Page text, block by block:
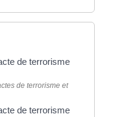
de terrorisme
de terrorisme et
de terrorisme